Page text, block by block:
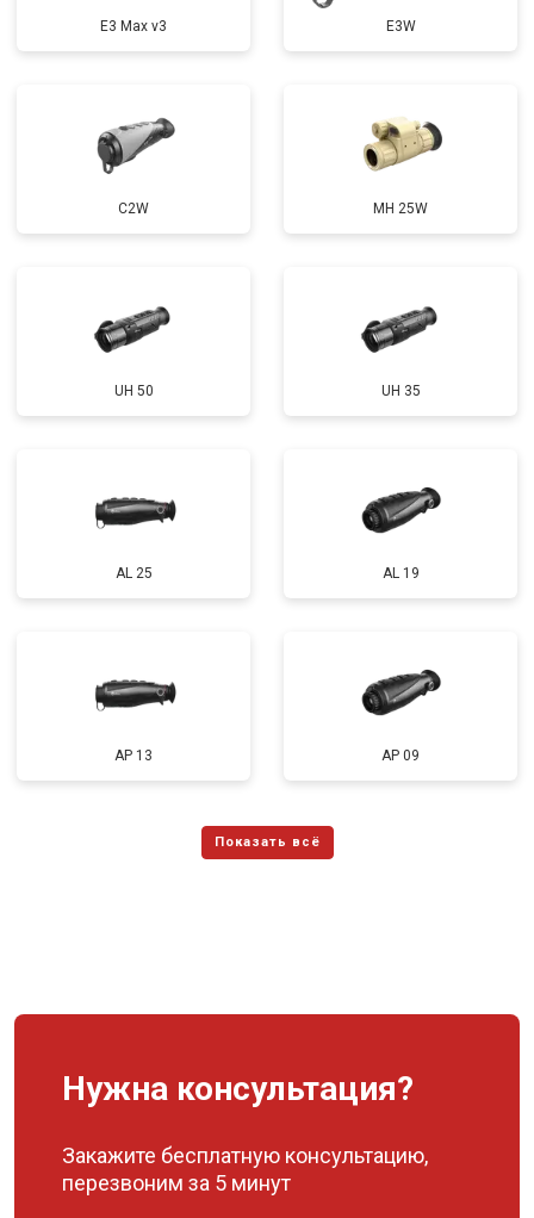
E3 Max v3 E3W
C2W MH 25W
UH 50 UH 35
AL 25 AL 19
AP 13 AP 09
Нужна консультация?
Закажите бесплатную консультацию,
перезвоним за 5 минут